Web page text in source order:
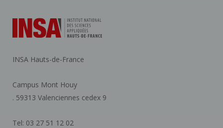
INSA Hauts-de-France
Campus Mont Houy
. 59313 Valenciennes cedex 9
Tel: 03 27 51 12 02